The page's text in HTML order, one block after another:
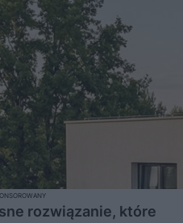
rozwiązanie, które